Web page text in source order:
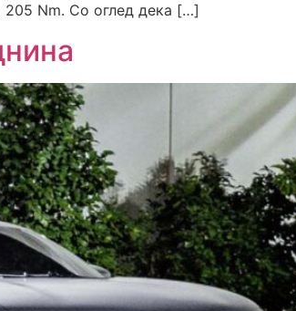
205 Nm. Со оглед дека […]